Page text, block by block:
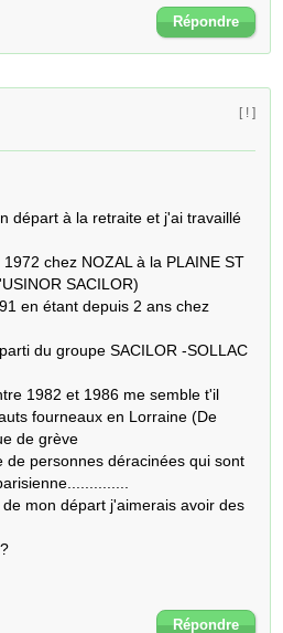
Répondre
[ ! ]
départ à la retraite et j'ai travaillé
chez NOZAL à la PLAINE ST
SACILOR)
en étant depuis 2 ans chez
du groupe SACILOR -SOLLAC
1982 et 1986 me semble t'il
fourneaux en Lorraine (De
de grève
de personnes déracinées qui sont
mon départ j'aimerais avoir des
Répondre